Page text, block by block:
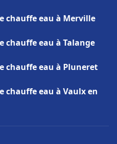
chauffe eau à Merville
eau à Talange
chauffe eau à Pluneret
eau à Vaulx en